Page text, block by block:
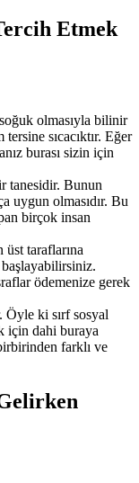
Etmek
olmasıyla bilinir
sıcacıktır. Eğer
burası sizin için
tanesidir. Bunun
uygun olmasıdır. Bu
birçok insan
taraflarına
başlayabilirsiniz.
ödemenize gerek
ki sırf sosyal
için dahi buraya
farklı ve